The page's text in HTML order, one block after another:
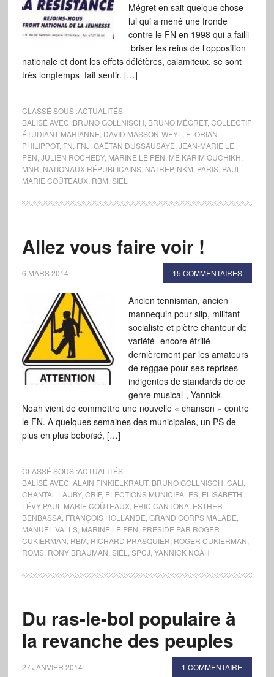
Mégret en sait quelque chose
lui qui a mené une fronde
contre le FN en 1998 qui a failli
briser les reins de l’opposition
nationale et dont les effets délétères, calamiteux, se sont
très longtemps fait sentir. […]
CLASSÉ SOUS :ACTUALITÉS
BALISÉ AVEC :BRUNO GOLLNISCH BRUNO MÉGRET, COLLECTIF
ÉTUDIANT MARIANNE DAVID MASSON-WEYL
FLORIAN
PHILIPPOT, FN FNJ GAËTAN DUSSAUSAYE JEAN-MARIE LE
PEN JULIEN ROCHEDY, MARINE LE PEN ME KARIM OUCHIKH
MNR NATIONAUX RÉPUBLICAINS, NATREP, NKM PARIS, PAUL-
MARIE COÛTEAUX, RBM SIEL
Allez vous faire voir !
6 MARS 2014 15 COMMENTAIRES
Ancien tennisman, ancien
mannequin pour slip, militant
socialiste et piètre chanteur de
variété -encore étrillé
dernièrement par les amateurs
de reggae pour ses reprises
indigentes de standards de ce
genre musical-, Yannick
Noah vient de commettre une nouvelle « chanson » contre
le FN. A quelques semaines des municipales, un PS de
plus en plus boboïsé, […]
CLASSÉ SOUS :ACTUALITÉS
BALISÉ AVEC :ALAIN FINKIELKRAUT, BRUNO GOLLNISCH CALI,
CHANTAL LAUBY, CRIF, ÉLECTIONS MUNICIPALES, ELISABETH
LÉVY PAUL-MARIE COÛTEAUX, ERIC CANTONA, ESTHER
BENBASSA, FRANÇOIS HOLLANDE GRAND CORPS MALADE
MANUEL VALLS, MARINE LE PEN PRÉSIDÉ PAR ROGER
CUKIERMAN RBM RICHARD PRASQUIER ROGER CUKIERMAN
ROMS, RONY BRAUMAN SIEL SPCJ YANNICK NOAH
Du ras-le-bol populaire à
la revanche des peuples
27 JANVIER 2014 1 COMMENTAIRE